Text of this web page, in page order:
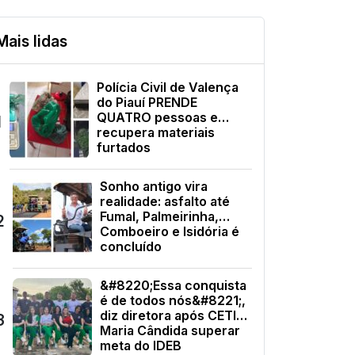
lidas
Polícia Civil de Valença
do Piauí PRENDE
QUATRO pessoas e
recupera materiais
furtados
Sonho antigo vira
realidade: asfalto até
Fumal, Palmeirinha,
Comboeiro e Isidória é
concluído
&#8220;Essa conquista
é de todos nós&#8221;,
diz diretora após CETI
Maria Cândida superar
meta do IDEB